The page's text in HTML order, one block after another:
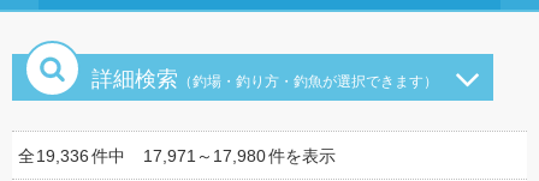
詳細検索 （釣場・釣り方・釣魚が選択できます）
全19,336件中 17,971～17,980件を表示